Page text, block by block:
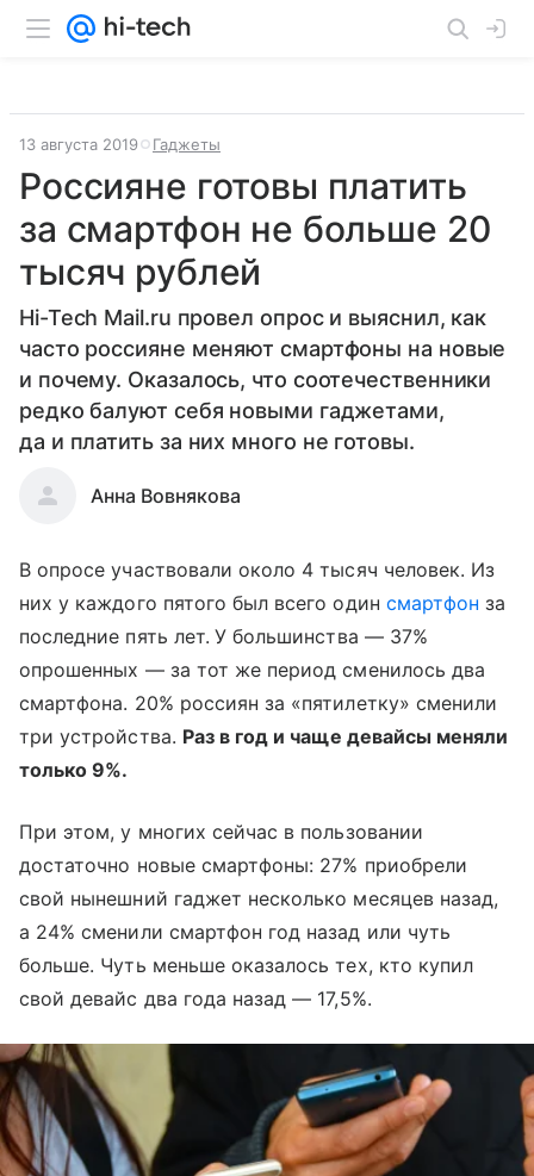
13 августа 2019 Гаджеты
Россияне готовы платить
за смартфон не больше 20
тысяч рублей
Hi-Tech Mail.ru провел опрос и выяснил, как
часто россияне меняют смартфоны на новые
и почему. Оказалось, что соотечественники
редко балуют себя новыми гаджетами,
да и платить за них много не готовы.
Анна Вовнякова
В опросе участвовали около 4 тысяч человек. Из
них у каждого пятого был всего один смартфон за
последние пять лет. У большинства — 37%
опрошенных — за тот же период сменилось два
смартфона. 20% россиян за «пятилетку» сменили
три устройства. Раз в год и чаще девайсы меняли
только 9%.
При этом, у многих сейчас в пользовании
достаточно новые смартфоны: 27% приобрели
свой нынешний гаджет несколько месяцев назад,
а 24% сменили смартфон год назад или чуть
больше. Чуть меньше оказалось тех, кто купил
свой девайс два года назад — 17,5%.